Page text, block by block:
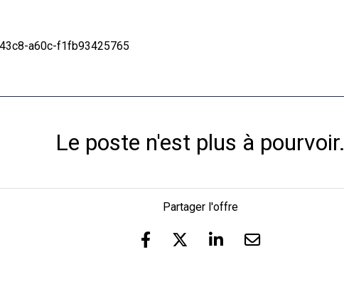
a60c-f1fb93425765
Le poste n'est plus à pourvoir.
Partager l'offre